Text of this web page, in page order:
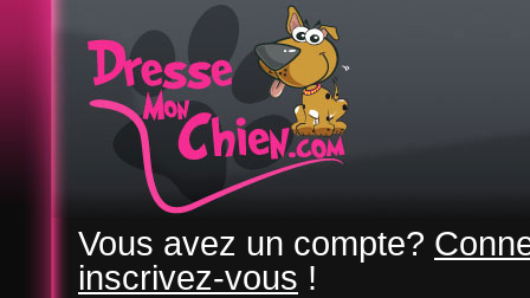
Vous avez un compte?
inscrivez-vous !